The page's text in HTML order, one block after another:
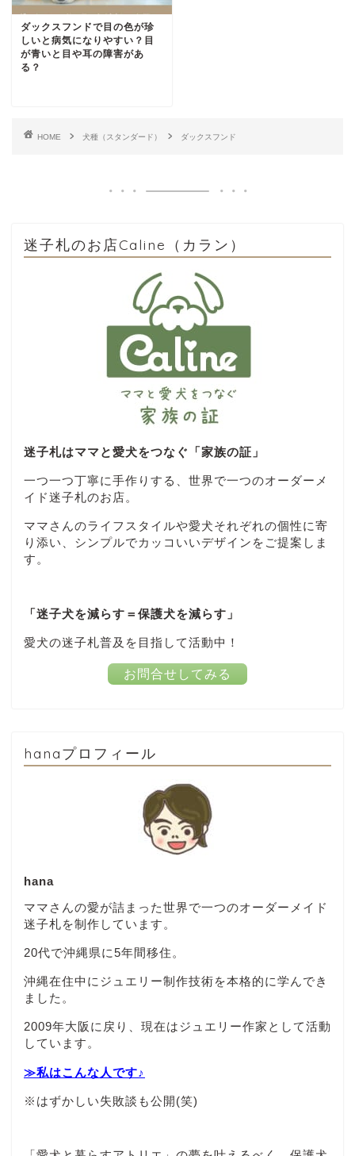
ダックスフンドで目の色が珍
しいと病気になりやすい？目
が青いと目や耳の障害があ
る？
HOME 犬種（スタンダード） ダックスフンド
迷子札のお店Caline（カラン）
迷子札はママと愛犬をつなぐ「家族の証」
一つ一つ丁寧に手作りする、世界で一つのオーダーメ
イド迷子札のお店。
ママさんのライフスタイルや愛犬それぞれの個性に寄
り添い、シンプルでカッコいいデザインをご提案しま
す。
「迷子犬を減らす＝保護犬を減らす」
愛犬の迷子札普及を目指して活動中！
お問合せしてみる
hanaプロフィール
hana
ママさんの愛が詰まった世界で一つのオーダーメイド
迷子札を制作しています。
20代で沖縄県に5年間移住。
沖縄在住中にジュエリー制作技術を本格的に学んでき
ました。
2009年大阪に戻り、現在はジュエリー作家として活動
しています。
≫私はこんな人です♪
※はずかしい失敗談も公開(笑)